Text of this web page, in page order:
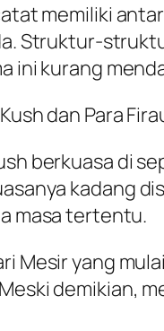
memiliki
Struktur-
ini kurang
dan Para
berkuasa di
kadang
masa tertentu.
Mesir yang
demikian,